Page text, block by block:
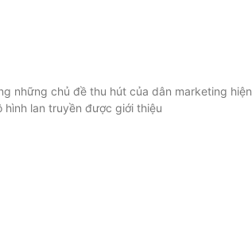
những chủ đề thu hút của dân marketing hiện
lan truyền được giới thiệu